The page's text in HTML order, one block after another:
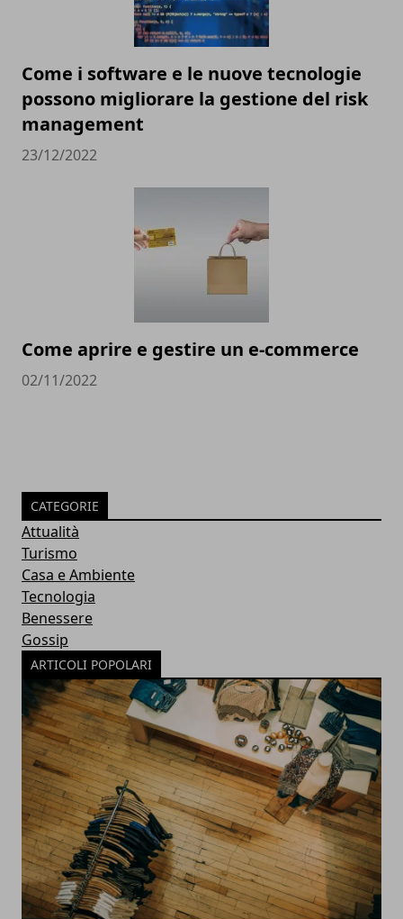
Come i software e le nuove tecnologie
possono migliorare la gestione del risk
management
23/12/2022
Come aprire e gestire un e-commerce
02/11/2022
CATEGORIE
Attualità
Turismo
Casa e Ambiente
Tecnologia
Benessere
Gossip
ARTICOLI POPOLARI